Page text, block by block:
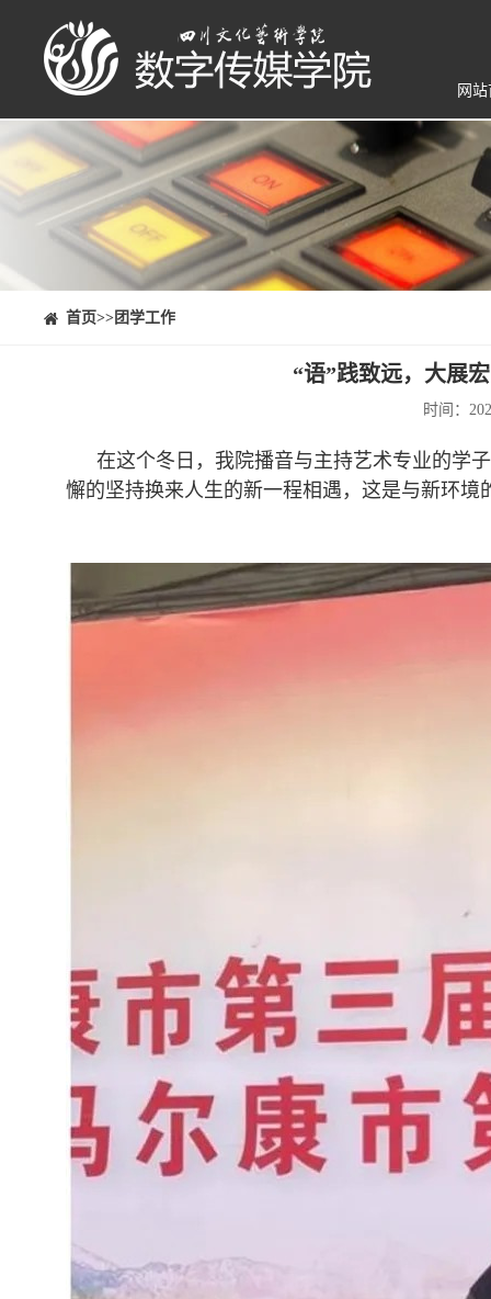
网
⠀⠀首页>>团学工作
“语”践致远，大展
时间：
在这个冬日，我院播音与主持艺术专业的学
懈的坚持换来人生的新一程相遇，这是与新环